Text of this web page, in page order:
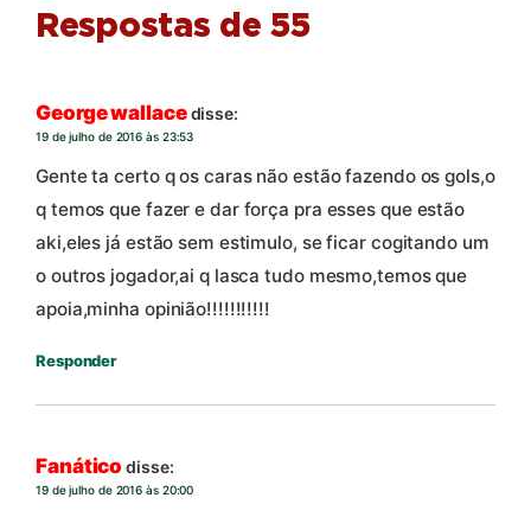
Respostas de 55
George wallacedisse:
19 de julho de 2016 às 23:53
Gente ta certo q os caras não estão fazendo os gols,o
q temos que fazer e dar força pra esses que estão
aki,eles já estão sem estimulo, se ficar cogitando um
o outros jogador,ai q lasca tudo mesmo,temos que
apoia,minha opinião!!!!!!!!!!!
Responder
Fanático disse:
19 de julho de 2016 às 20:00